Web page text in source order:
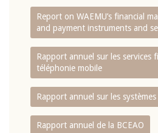
Report on WAEMU’s financial
and payment instruments and
Rapport annuel sur les services
téléphonie mobile
Rapport annuel sur les
Rapport annuel de la BCEAO